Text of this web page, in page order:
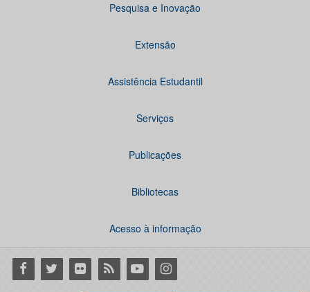
Pesquisa e Inovação
Extensão
Assistência Estudantil
Serviços
Publicações
Bibliotecas
Acesso à informação
Facebook
Twitter Flickr RSS YoutubeInstagram